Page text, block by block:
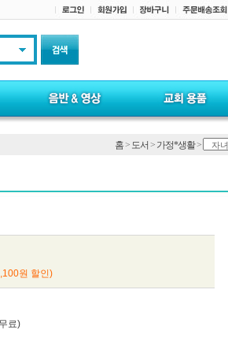
홈> 도서 > 가정*생활>
원 할인)
료)